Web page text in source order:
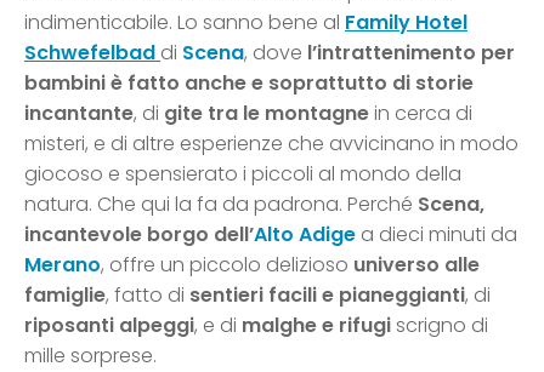
indimenticabile. Lo sanno bene al Family Hotel
Schwefelbad di Scena, dove l’intrattenimento per
bambini è fatto anche e soprattutto di storie
incantante, di gite tra le montagnein cerca di
misteri, e di altre esperienze che avvicinano in modo
giocoso e spensierato i piccoli al mondo della
natura. Che qui la fa da padrona. Perché Scena,
incantevole borgo dell’Alto Adige a dieci minuti da
Merano, offre un piccolo delizioso universo alle
famiglie, fatto di sentieri facili e pianeggianti, di
riposanti alpeggi, e di malghe e rifugiscrigno di
mille sorprese.